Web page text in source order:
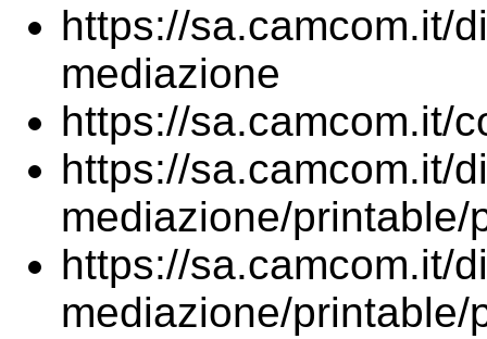
https://sa.camcom.it/
mediazione
https://sa.camcom.it/
https://sa.camcom.it/
mediazione/printable/
https://sa.camcom.it/
mediazione/printable/